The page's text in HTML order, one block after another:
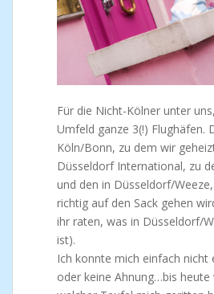
Für die Nicht-Kölner unter
Umfeld ganze 3(!) Flughäfen.
Köln/Bonn, zu dem wir
Düsseldorf International, zu
und den in Düsseldorf/
richtig auf den Sack gehen
ihr raten, was in Düsseldorf/
ist).
Ich konnte mich einfach nicht
oder keine Ahnung…bis heute